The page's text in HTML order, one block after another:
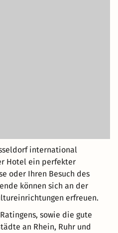
international
Hotel ein perfekter
oder Ihren Besuch des
können sich an der
erfreuen.
sowie die gute
an Rhein, Ruhr und